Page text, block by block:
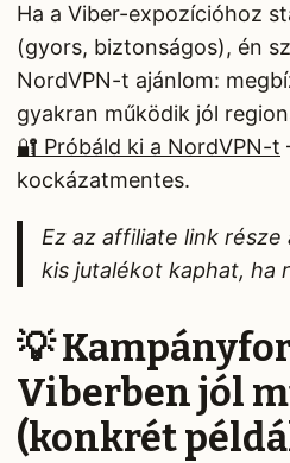
Ha a Viber-expozícióhoz
(gyors, biztonságos), én
NordVPN-t ajánlom:
gyakran működik jól
🔐 Próbáld ki a NordVPN-t
kockázatmentes.
Ez az affiliate link
kis jutalékot kaphat, ha
💡
Viberben jól
(konkrét